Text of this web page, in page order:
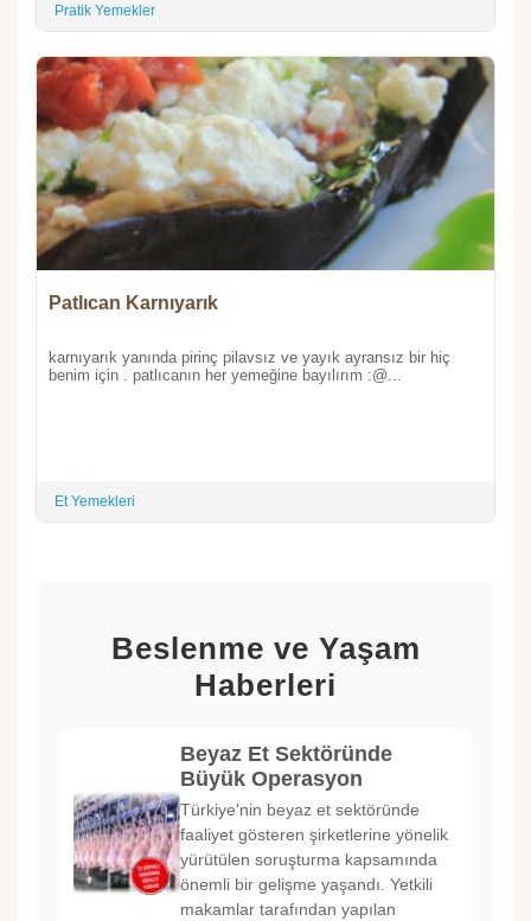
Pratik Yemekler
Patlıcan Karnıyarık
karnıyarık yanında pirinç pilavsız ve yayık ayransız bir hiç
benim için . patlıcanın her yemeğine bayılırım :@...
Et Yemekleri
Beslenme ve Yaşam
Haberleri
Beyaz Et Sektöründe
Büyük Operasyon
Türkiye'nin beyaz et sektöründe
faaliyet gösteren şirketlerine yönelik
yürütülen soruşturma kapsamında
önemli bir gelişme yaşandı. Yetkili
makamlar tarafından yapılan